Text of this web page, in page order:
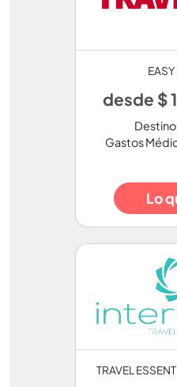
EASY
desde $
Gastos
Lo
TRAVEL